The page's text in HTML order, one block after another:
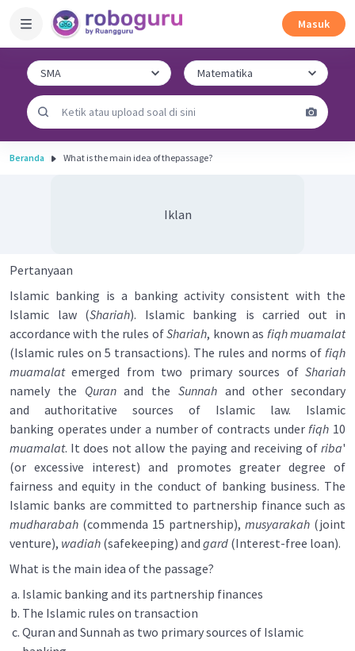
Masuk
Beranda What is the main idea of thepassage?
Iklan
Pertanyaan
Islamic banking is a banking activity consistent with the
Islamic law (Shariah). Islamic banking is carried out in
accordance with the rules ofShariah, known as fiqh muamalat
(Islamic rules on 5 transactions). The rules and norms of fiqh
muamalatemerged from two primary sources of Shariah
namely the Quranand the Sunnah and other secondary
and authoritative sources of Islamic law. Islamic
banking operates under a number of contracts underfiqh 10
muamalat. It does not allow the paying and receiving of riba'
(or excessive interest) and promotes greater degree of
fairness and equity in the conduct of banking business. The
Islamic banks are committed to partnership finance such as
mudharabah (commenda 15 partnership), musyarakah (joint
venture), wadiah (safekeeping) and gard (Interest-free loan).
What is the main idea of the passage?
Islamic banking and its partnership finances
The Islamic rules on transaction
Quran and Sunnah as two primary sources of Islamic